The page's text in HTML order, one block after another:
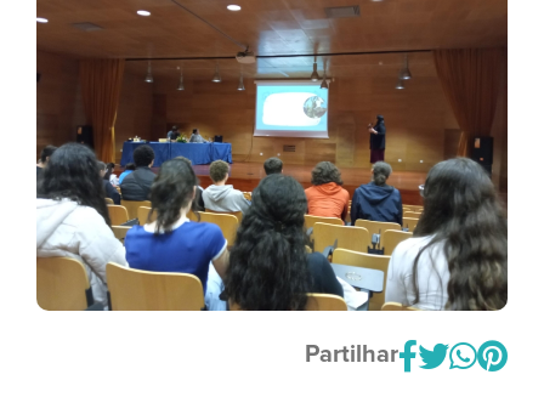
Partilhar